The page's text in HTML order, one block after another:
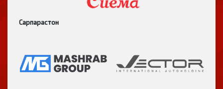
Сарпарастон